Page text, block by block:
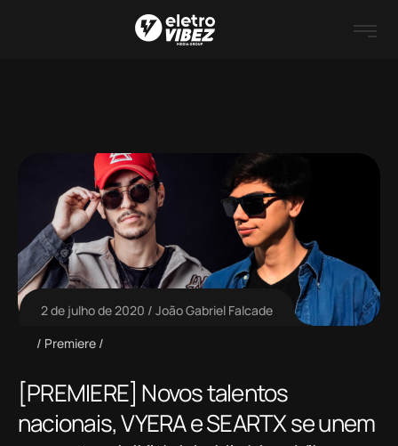
2 de julho de 2020
João Gabriel Falcade
Premiere
[PREMIERE] Novos talentos
nacionais, VYERA e SEARTX se unem